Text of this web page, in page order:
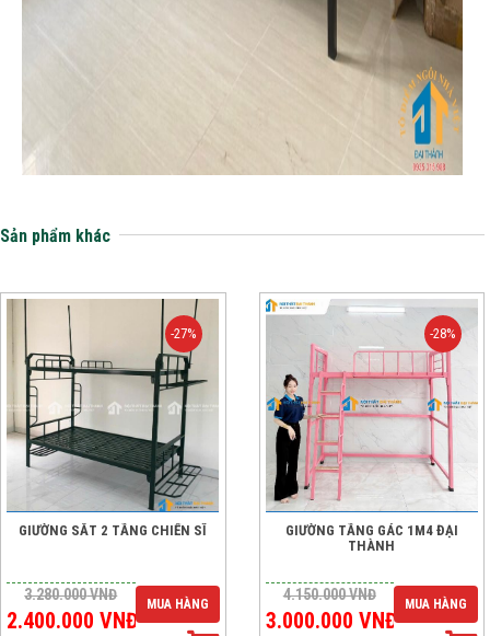
Sản phẩm khác
-27%
GIƯỜNG SẮT 2 TẦNG CHIẾN SĨ
3.280.000VNĐ
2.400.000 VNĐ
MUA HÀNG
-28%
GIƯỜNG TẦNG GÁC 1M4 ĐẠI
THÀNH
4.150.000VNĐ
3.000.000 VNĐ
MUA HÀNG